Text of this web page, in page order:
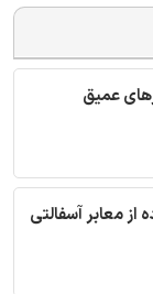
عمیق
از معابر آسفالتی